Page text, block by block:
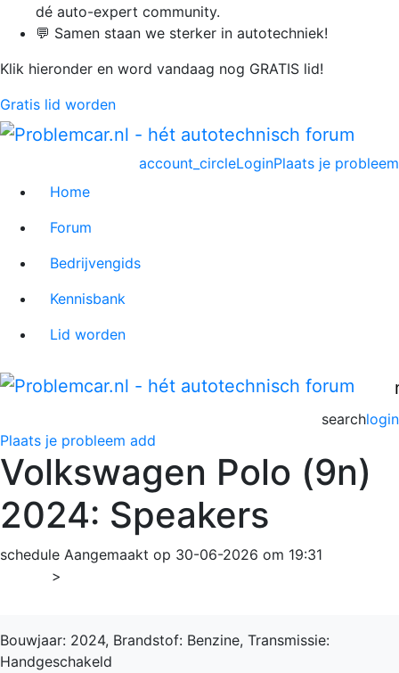
dé auto-expert community.
💬 Samen staan we sterker in autotechniek!
Klik hieronder en word vandaag nog GRATIS lid!
Gratis lid worden
Plaats je probleem
account_circleLogin
Home
Forum
Bedrijvengids
Kennisbank
Lid worden
login
search
Plaats je probleem add
Volkswagen Polo (9n)
2024: Speakers
schedule Aangemaakt op 30-06-2026 om 19:31
>
Bouwjaar: 2024, Brandstof: Benzine, Transmissie:
Handgeschakeld